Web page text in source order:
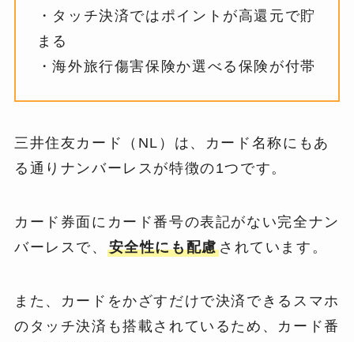
・タッチ決済ではポイントが高還元で貯
まる
・海外旅行傷害保険か選べる保険が付帯
三井住友カード（NL）は、カード名称にもあ
る通りナンバーレスが特徴の1つです。
カード券面にカード番号の表記がない完全ナン
バーレスで、 安全性にも配慮されています。
また、カードをかざすだけで決済できるスマホ
のタッチ決済も搭載されているため、カード番